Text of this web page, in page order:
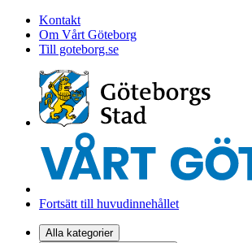
Kontakt
Om Vårt Göteborg
Till goteborg.se
Fortsätt till huvudinnehållet
Alla kategorier